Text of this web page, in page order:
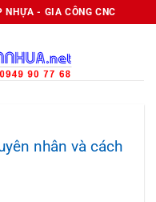
NHỰA - GIA CÔNG CNC
nhân và cách